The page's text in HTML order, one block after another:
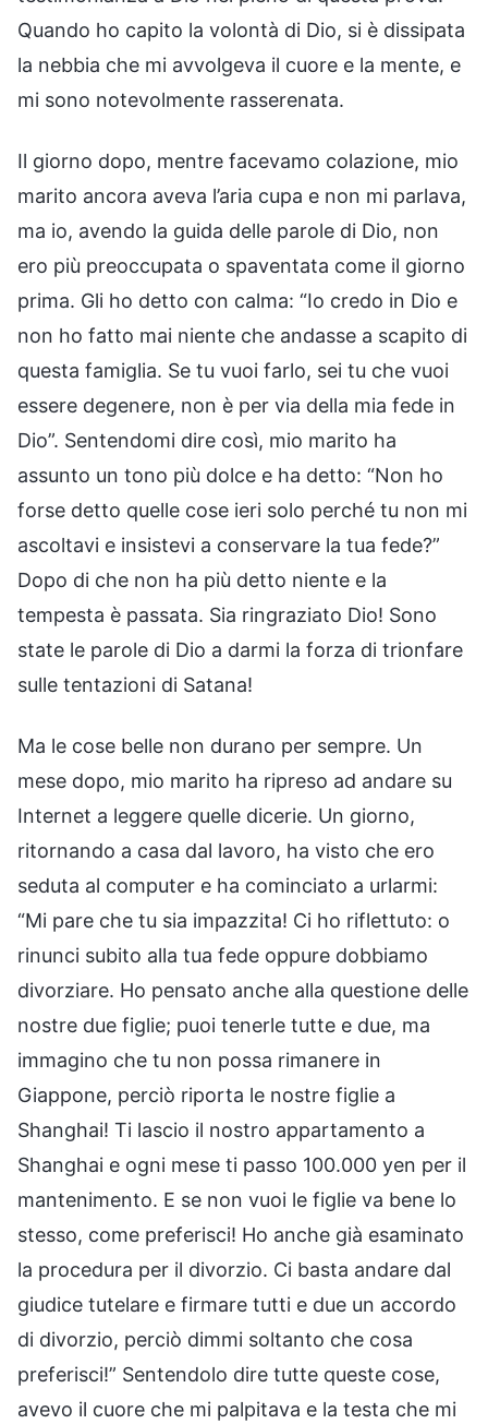
Quando ho capito la volontà di Dio, si è dissipata
la nebbia che mi avvolgeva il cuore e la mente, e
mi sono notevolmente rasserenata.
Il giorno dopo, mentre facevamo colazione, mio
marito ancora aveva l’aria cupa e non mi parlava,
ma io, avendo la guida delle parole di Dio, non
ero più preoccupata o spaventata come il giorno
prima. Gli ho detto con calma: “Io credo in Dio e
non ho fatto mai niente che andasse a scapito di
questa famiglia. Se tu vuoi farlo, sei tu che vuoi
essere degenere, non è per via della mia fede in
Dio”. Sentendomi dire così, mio marito ha
assunto un tono più dolce e ha detto: “Non ho
forse detto quelle cose ieri solo perché tu non mi
ascoltavi e insistevi a conservare la tua fede?”
Dopo di che non ha più detto niente e la
tempesta è passata. Sia ringraziato Dio! Sono
state le parole di Dio a darmi la forza di trionfare
sulle tentazioni di Satana!
Ma le cose belle non durano per sempre. Un
mese dopo, mio marito ha ripreso ad andare su
Internet a leggere quelle dicerie. Un giorno,
ritornando a casa dal lavoro, ha visto che ero
seduta al computer e ha cominciato a urlarmi:
“Mi pare che tu sia impazzita! Ci ho riflettuto: o
rinunci subito alla tua fede oppure dobbiamo
divorziare. Ho pensato anche alla questione delle
nostre due figlie; puoi tenerle tutte e due, ma
immagino che tu non possa rimanere in
Giappone, perciò riporta le nostre figlie a
Shanghai! Ti lascio il nostro appartamento a
Shanghai e ogni mese ti passo 100.000 yen per il
mantenimento. E se non vuoi le figlie va bene lo
stesso, come preferisci! Ho anche già esaminato
la procedura per il divorzio. Ci basta andare dal
giudice tutelare e firmare tutti e due un accordo
di divorzio, perciò dimmi soltanto che cosa
preferisci!” Sentendolo dire tutte queste cose,
avevo il cuore che mi palpitava e la testa che mi